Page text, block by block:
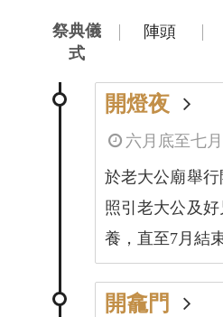
祭典儀
式
陣頭
開燈夜
六月底至七
於老大公廟舉
照引老大公及
養，直至7月結
開龕門